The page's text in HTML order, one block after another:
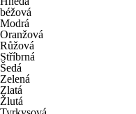
béžová
Modrá
Oranžová
Růžová
Stříbrná
Šedá
Zelená
Zlatá
Žlutá